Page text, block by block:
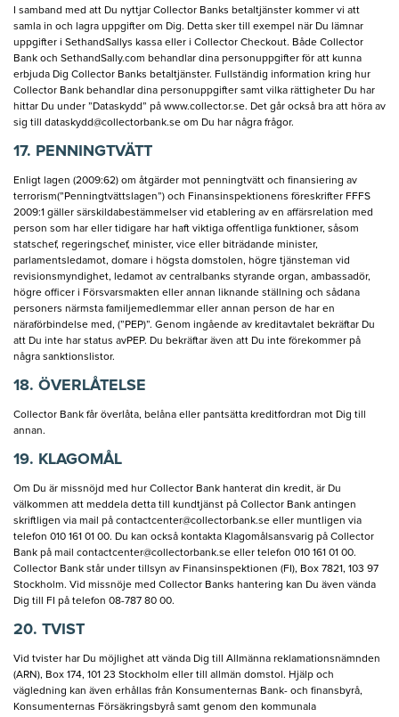
I samband med att Du nyttjar Collector Banks betaltjänster kommer vi att
samla in och lagra uppgifter om Dig. Detta sker till exempel när Du lämnar
uppgifter i SethandSallys kassa eller i Collector Checkout. Både Collector
Bank och SethandSally.com behandlar dina personuppgifter för att kunna
erbjuda Dig Collector Banks betaltjänster. Fullständig information kring hur
Collector Bank behandlar dina personuppgifter samt vilka rättigheter Du har
hittar Du under ”Dataskydd” på www.collector.se. Det går också bra att höra av
sig till dataskydd@collectorbank.se om Du har några frågor.
17. PENNINGTVÄTT
Enligt lagen (2009:62) om åtgärder mot penningtvätt och finansiering av
terrorism(”Penningtvättslagen”) och Finansinspektionens föreskrifter FFFS
2009:1 gäller särskildabestämmelser vid etablering av en affärsrelation med
person som har eller tidigare har haft viktiga offentliga funktioner, såsom
statschef, regeringschef, minister, vice eller biträdande minister,
parlamentsledamot, domare i högsta domstolen, högre tjänsteman vid
revisionsmyndighet, ledamot av centralbanks styrande organ, ambassadör,
högre officer i Försvarsmakten eller annan liknande ställning och sådana
personers närmsta familjemedlemmar eller annan person de har en
näraförbindelse med, (”PEP)”. Genom ingående av kreditavtalet bekräftar Du
att Du inte har status avPEP. Du bekräftar även att Du inte förekommer på
några sanktionslistor.
18. ÖVERLÅTELSE
Collector Bank får överlåta, belåna eller pantsätta kreditfordran mot Dig till
annan.
19. KLAGOMÅL
Om Du är missnöjd med hur Collector Bank hanterat din kredit, är Du
välkommen att meddela detta till kundtjänst på Collector Bank antingen
skriftligen via mail på contactcenter@collectorbank.se eller muntligen via
telefon 010 161 01 00. Du kan också kontakta Klagomålsansvarig på Collector
Bank på mail contactcenter@collectorbank.se eller telefon 010 161 01 00.
Collector Bank står under tillsyn av Finansinspektionen (FI), Box 7821, 103 97
Stockholm. Vid missnöje med Collector Banks hantering kan Du även vända
Dig till FI på telefon 08-787 80 00.
20. TVIST
Vid tvister har Du möjlighet att vända Dig till Allmänna reklamationsnämnden
(ARN), Box 174, 101 23 Stockholm eller till allmän domstol. Hjälp och
vägledning kan även erhållas från Konsumenternas Bank- och finansbyrå,
Konsumenternas Försäkringsbyrå samt genom den kommunala